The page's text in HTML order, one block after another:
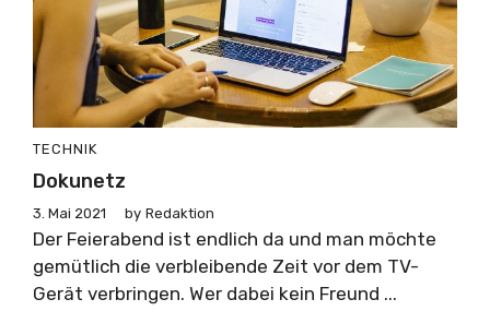
TECHNIK
Dokunetz
3. Mai 2021 by Redaktion
Der Feierabend ist endlich da und man möchte
gemütlich die verbleibende Zeit vor dem TV-
Gerät verbringen. Wer dabei kein Freund ...